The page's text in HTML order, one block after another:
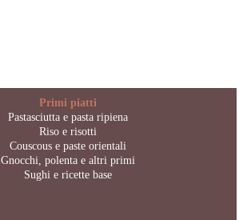
Primi piatti
Pastasciutta e pasta ripiena
Riso e risotti
Couscous e paste orientali
Gnocchi, polenta e altri primi
Sughi e ricette base